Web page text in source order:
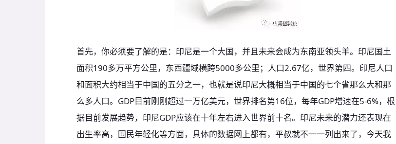
首先，你必须要了解的是：印尼是一个大国，并且未来会成为东南亚领头羊。印尼国土
面积190多万平方公里，东西疆域横跨5000多公里；人口2.67亿，世界第四。印尼人口
和面积大约相当于中国的五分之一，也就是说印尼大概相当于中国的七个省那么大和那
么多人口。GDP目前刚刚超过一万亿美元，世界排名第16位，每年GDP增速在5-6%，根
据目前发展趋势，印尼GDP应该在十年左右进入世界前十名。印尼未来的潜力还表现在
出生率高，国民年轻化等方面，具体的数据网上都有，平叔就不一一列出来了，今天我